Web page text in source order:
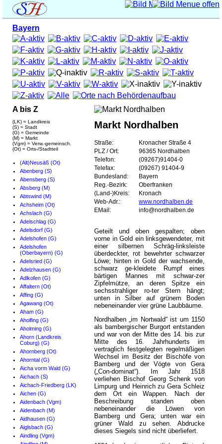
Bayern
A bis Z
(LK) = Landkreis
(S) = Stadt
(G) = Gemeinde
(M) = Markt
(Vgm) = Verw.-gemeinsch.
(Ot) = Orts-/Stadtteil
(Alt)Neusäß (Ot)
Abenberg (S)
Abensberg (S)
Absberg (M)
Abtswind (M)
Achsheim (Ot)
Achslach (G)
Adelschlag (G)
Adelsdorf (G)
Adelshofen (G)
Adelshofen
(Oberbayern) (G)
Adelsried (G)
Adelzhausen (G)
Adlkofen (G)
Affaltern (Ot)
Affing (G)
Agawang (Ot)
Aham (G)
Aholfing (G)
Aholming (G)
Ahorn (Landkreis
Coburg) (G)
Ahornberg (Ot)
Ahorntal (G)
Aicha vorm Wald (G)
Aichach (S)
Aichach-Friedberg (LK)
Aichen (G)
Aidenbach (Vgm)
Aidenbach (M)
Aidhausen (G)
Aiglsbach (G)
Aindling (Vgm)
Markt Nordhalben
Straße:
Kronacher Straße 4
PLZ / Ort:
96365 Nordhalben
Telefon:
(09267)91404-0
Telefax:
(09267) 91404-9
Bundesland:
Bayern
Reg.-Bezirk:
Oberfranken
(Land-)Kreis:
Kronach
Web-Adr.:
www.nordhalben.de
EMail:
info@nordhalben.de
Geteilt und oben gespalten; oben
vorne in Gold ein linksgewendeter, mit
einer silbernen Schräg-linksleiste
überdeckter, rot bewehrter schwarzer
Löwe; hinten in Gold der wachsende,
schwarz ge-kleidete Rumpf eines
bärtigen Mannes mit schwar-zer
Zipfelmütze, an deren Spitze ein
sechsstrahliger ro-ter Stern hängt;
unten in Silber auf grünem Boden
nebeneinander vier grüne Laubbäume.
Nordhalben „im Nortwald“ ist um 1150
als bambergischer Burgort entstanden
und war von der Mitte des 14. bis zur
Mitte des 16. Jahrhunderts im
vertraglich festgelegten regelmäßigen
Wechsel im Besitz der Bischöfe von
Bamberg und der Vögte von Gera
(„Con-dominat“). Im Jahr 1518
verliehen Bischof Georg Schenk von
Limpurg und Heinrich zu Gera Schleiz
dem Ort ein Wappen. Nach der
Beschreibung standen oben
nebeneinander die Löwen von
Bamberg und Gera; unten war ein
grüner Wald zu sehen. Abdrucke
dieses Siegels sind nicht überliefert.